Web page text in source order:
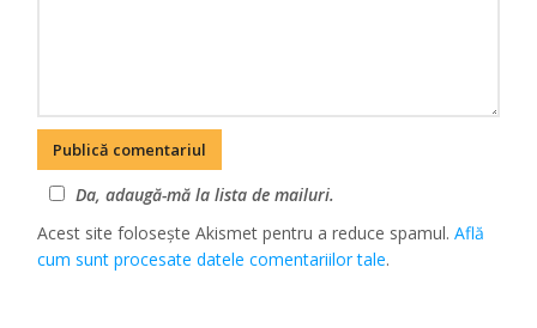
Da, adaugă-mă la lista de mailuri.
Acest site folosește Akismet pentru a reduce spamul.Află
cum sunt procesate datele comentariilor tale.